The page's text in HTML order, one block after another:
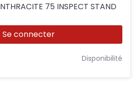
75 INSPECT STAND
Se connecter
Disponibilité